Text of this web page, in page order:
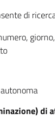
di
di